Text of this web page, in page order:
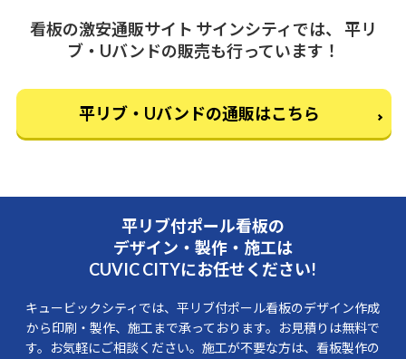
看板の激安通販サイト サインシティでは、 平リ
ブ・Uバンドの販売も行っています！
平リブ・Uバンドの通販はこちら
平リブ付ポール看板の
デザイン・製作・施工は
CUVIC CITYにお任せください!
キュービックシティでは、平リブ付ポール看板のデザイン作成
から印刷・製作、施工まで承っております。お見積りは無料で
す。お気軽にご相談ください。施工が不要な方は、看板製作の